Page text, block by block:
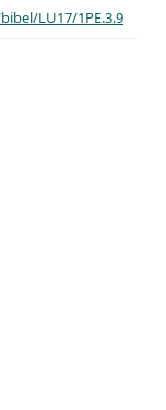
LU17/1PE.3.9